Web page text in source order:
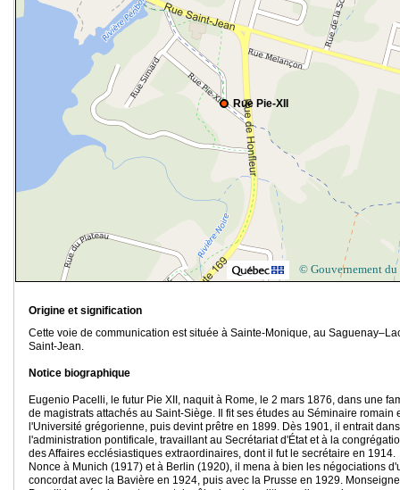
Rue Pie-XII
© Gouvernement du
Origine et signification
Cette voie de communication est située à Sainte-Monique, au
Saint-Jean.
Notice biographique
Eugenio Pacelli, le futur Pie XII, naquit à Rome, le 2 mars 1876, dans une
de magistrats attachés au Saint-Siège. Il fit ses études au Séminaire romain
l'Université grégorienne, puis devint prêtre en 1899. Dès 1901, il entrait dans
l'administration pontificale, travaillant au Secrétariat d'État et à la
des Affaires ecclésiastiques extraordinaires, dont il fut le secrétaire en 1914.
Nonce à Munich (1917) et à Berlin (1920), il mena à bien les négociations
concordat avec la Bavière en 1924, puis avec la Prusse en 1929.